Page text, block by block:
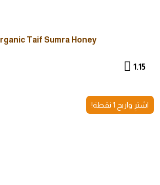
Organic Taif Sumra Honey
1.15
اشترِ واربح 1 نقطة!